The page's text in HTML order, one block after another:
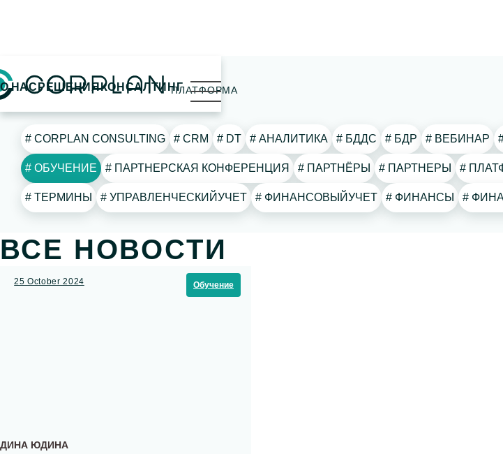
ПЛАТФОРМА
О НАС РЕШЕНИЯКОНСАЛТИНГ
меню
ПОИСК ПО ТЕГУ
# CORPLAN CONSULTING # CRM # DT # АНАЛИТИКА # БДДС # БДР # ВЕБИНАР
# ОБУЧЕНИЕ # ПАРТНЕРСКАЯ КОНФЕРЕНЦИЯ # ПАРТНЁРЫ # ПАРТНЕРЫ #
# ТЕРМИНЫ # УПРАВЛЕНЧЕСКИЙУЧЕТ # ФИНАНСОВЫЙУЧЕТ # ФИНАНСЫ #
ВСЕ НОВОСТИ
25 October 2024 Обучение
ДИНА ЮДИНА